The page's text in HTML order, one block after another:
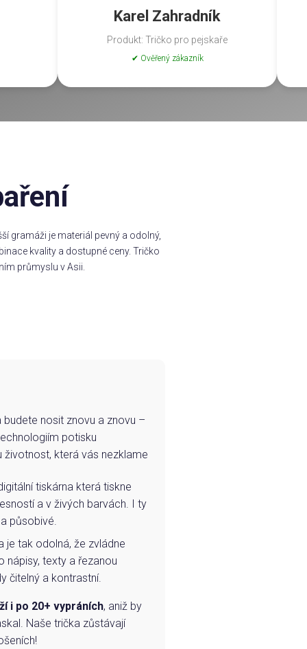
Karel Zahradník
Produkt: Tričko pro pejskaře
✔ Ověřený zákazník
gramáži je materiál pevný a odolný,
kvality a dostupné ceny. Tričko
průmyslu v Asii.
nosit znovu a znovu –
potisku
životnost, která vás nezklame
tiskárna která tiskne
a v živých barvách. I ty
působivé.
je tak odolná, že zvládne
nápisy, texty a řezanou
čitelný a kontrastní.
i po 20+ vypráních, aniž by
Naše trička zůstávají